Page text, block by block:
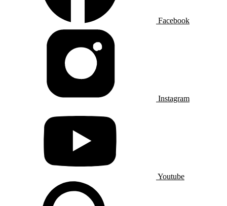
Facebook
Instagram
Youtube